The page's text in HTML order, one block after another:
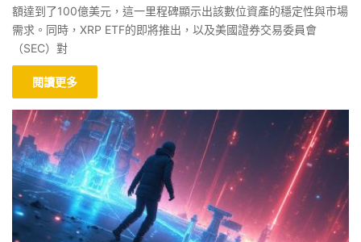
額達到了100億美元，這一里程碑顯示出該數位資產的穩定性與市場
需求。同時，XRP ETF的即將推出，以及美國證券交易委員會
（SEC）對
閱讀更多